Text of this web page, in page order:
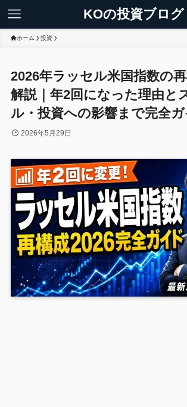
KOの投資ブログ
ホーム 投資
2026年ラッセル米国指数の
解説｜年2回になった理由と
ル・投資への影響まで完全
2026年5月29日